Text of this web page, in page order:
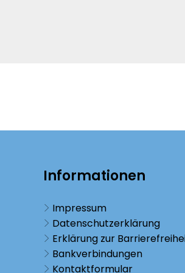
Informationen
Impressum
Datenschutzerklärung
Erklärung zur
Bankverbindungen
Kontaktformular